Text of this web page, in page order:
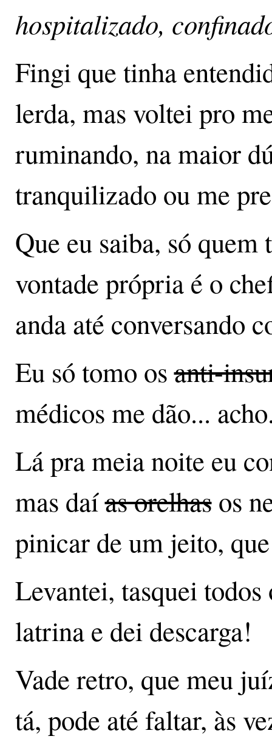
hospitalizado,
Fingi que tinha
lerda, mas voltei pro
ruminando, na maior
tranquilizado ou me
Que eu saiba, só
vontade própria é o
anda até conversando
Eu só tomo osanti-
médicos me dão...
Lá pra meia noite eu
mas daías orelhasos
pinicar de um jeito,
Levantei, tasquei
latrina e dei descarga!
Vade retro, que meu
tá, pode até faltar, às